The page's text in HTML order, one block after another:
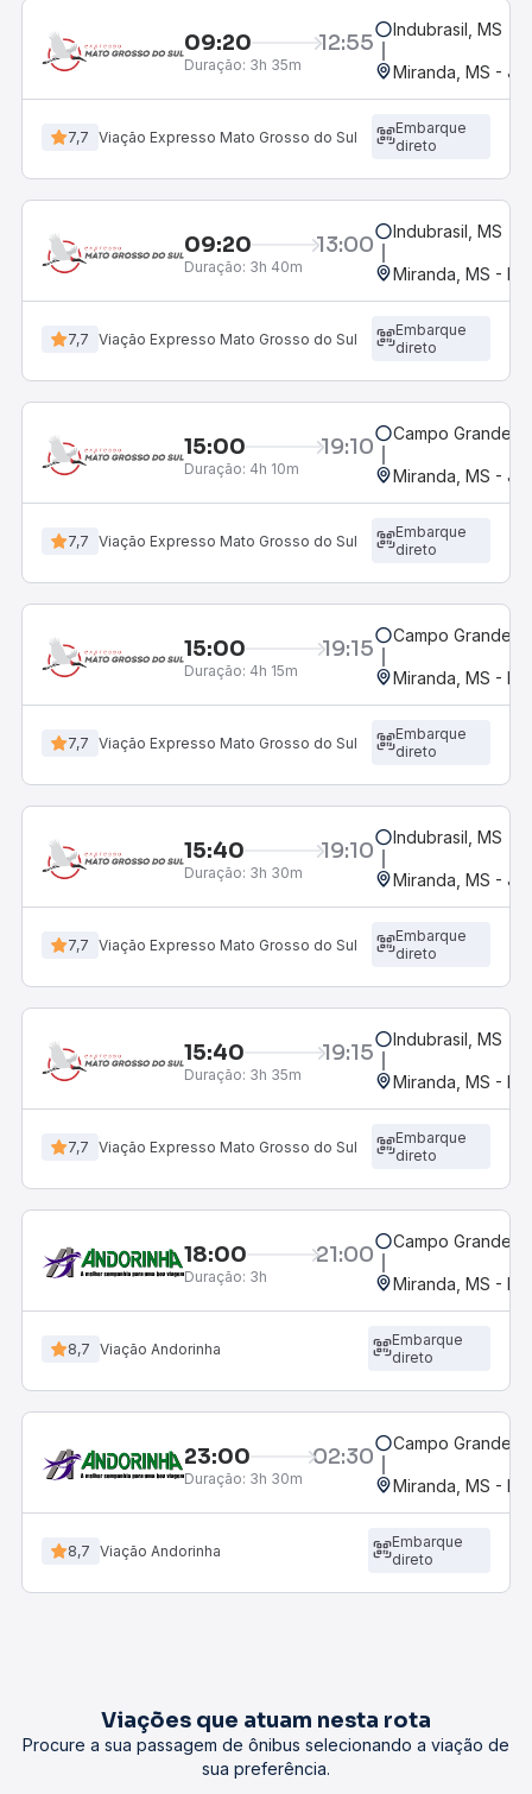
09:20 12:55
Duração: 3h 35m
Indubrasil, MS
Miranda, MS -
7,7 Viação Expresso Mato Grosso do Sul
Embarque
direto
09:20 13:00
Duração: 3h 40m
Indubrasil, MS
Miranda, MS -
7,7 Viação Expresso Mato Grosso do Sul
Embarque
direto
15:00 19:10
Duração: 4h 10m
Campo Grande,
Miranda, MS -
7,7 Viação Expresso Mato Grosso do Sul
Embarque
direto
15:00 19:15
Duração: 4h 15m
Campo Grande,
Miranda, MS -
7,7 Viação Expresso Mato Grosso do Sul
Embarque
direto
15:40 19:10
Duração: 3h 30m
Indubrasil, MS
Miranda, MS -
7,7 Viação Expresso Mato Grosso do Sul
Embarque
direto
15:40 19:15
Duração: 3h 35m
Indubrasil, MS
Miranda, MS -
7,7 Viação Expresso Mato Grosso do Sul
Embarque
direto
18:00 21:00
Duração: 3h
Campo Grande,
Miranda, MS -
8,7 Viação Andorinha
Embarque
direto
23:00 02:30
Duração: 3h 30m
Campo Grande,
Miranda, MS -
8,7 Viação Andorinha
Embarque
direto
Viações que atuam nesta rota
Procure a sua passagem de ônibus selecionando a viação de
sua preferência.